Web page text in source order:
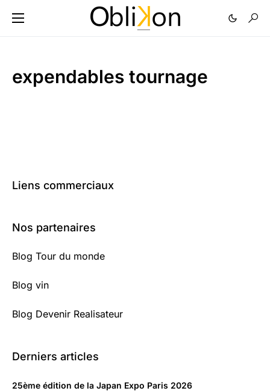
expendables tournage
Liens commerciaux
Nos partenaires
Blog Tour du monde
Blog vin
Blog Devenir Realisateur
Derniers articles
25ème édition de la Japan Expo Paris 2026